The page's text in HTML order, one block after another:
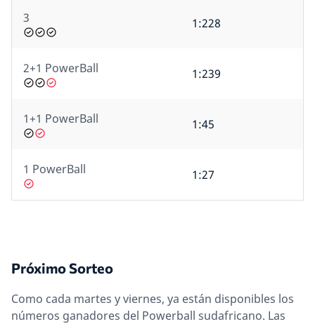
3 1:228
2+1 PowerBall 1:239
1+1 PowerBall 1:45
1 PowerBall 1:27
Próximo Sorteo
Como cada martes y viernes, ya están disponibles los
números ganadores del Powerball sudafricano. Las